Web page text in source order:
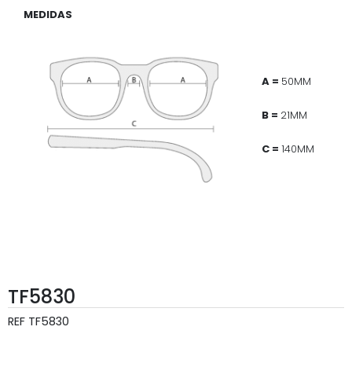
MEDIDAS
A = 50MM
B = 21MM
C = 140MM
TF5830
REF TF5830